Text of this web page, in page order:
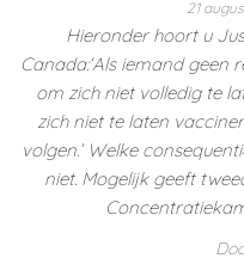
21
Hieronder hoort u
Canada:‘Als iemand geen
om zich niet volledig te
zich niet te laten
volgen.’ Welke
niet. Mogelijk geeft